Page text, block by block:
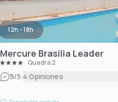
12h - 18h
Mercure Brasilia Leader
Quadra 2
5/5|4 Opiniones